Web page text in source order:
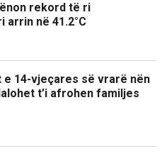
rekord të ri
në 41.2°C
14-vjeçares së vrarë nën
t’i afrohen familjes